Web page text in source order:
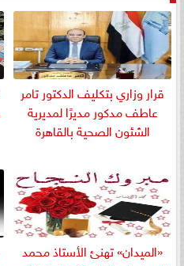
قرار وزاري بتكليف الدكتور تامر
عاطف مدكور مديرًا لمديرية
الشئون الصحية بالقاهرة
«الميدان» تهنئ الأستاذ محمد